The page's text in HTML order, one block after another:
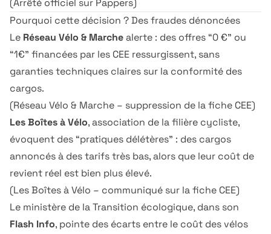
(Arrêté officiel sur Pappers)
Pourquoi cette décision ? Des fraudes dénoncées
Le Réseau Vélo & Marchealerte : des offres “0 €” ou
“1€” financées par les CEE ressurgissent, sans
garanties techniques claires sur la conformité des
cargos.
(Réseau Vélo & Marche – suppression de la fiche CEE)
Les Boîtes à Vélo, association de la filière cycliste,
évoquent des “pratiques délétères” : des cargos
annoncés à des tarifs très bas, alors que leur coût de
revient réel est bien plus élevé.
(Les Boîtes à Vélo – communiqué sur la fiche CEE)
Le ministère de la Transition écologique, dans son
Flash Info, pointe des écarts entre le coût des vélos